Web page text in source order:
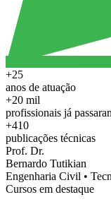
+25
anos de atuação
+20 mil
profissionais já
+410
publicações técnicas
Prof. Dr.
Bernardo Tutikian
Engenharia Civil •
Cursos em destaque